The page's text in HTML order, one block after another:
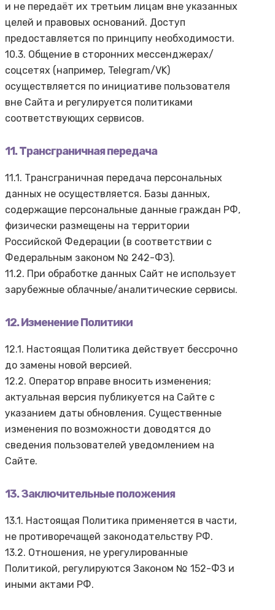
и не передаёт их третьим лицам вне указанных
целей и правовых оснований. Доступ
предоставляется по принципу необходимости.
10.3. Общение в сторонних мессенджерах/
соцсетях (например, Telegram/VK)
осуществляется по инициативе пользователя
вне Сайта и регулируется политиками
соответствующих сервисов.
11. Трансграничная передача
11.1. Трансграничная передача персональных
данных не осуществляется. Базы данных,
содержащие персональные данные граждан РФ,
физически размещены на территории
Российской Федерации (в соответствии с
Федеральным законом № 242-ФЗ).
11.2. При обработке данных Сайт не использует
зарубежные облачные/аналитические сервисы.
12. Изменение Политики
12.1. Настоящая Политика действует бессрочно
до замены новой версией.
12.2. Оператор вправе вносить изменения;
актуальная версия публикуется на Сайте с
указанием даты обновления. Существенные
изменения по возможности доводятся до
сведения пользователей уведомлением на
Сайте.
13. Заключительные положения
13.1. Настоящая Политика применяется в части,
не противоречащей законодательству РФ.
13.2. Отношения, не урегулированные
Политикой, регулируются Законом № 152-ФЗ и
иными актами РФ.